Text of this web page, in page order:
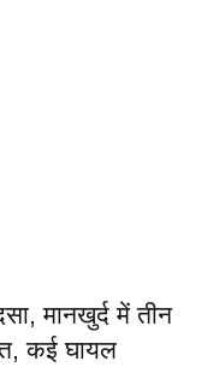
मानखुर्द में तीन
कई घायल